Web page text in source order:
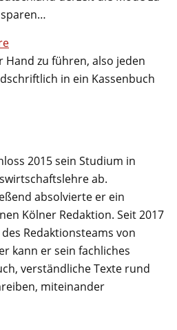
sparen…
Hand zu führen, also jeden
in ein Kassenbuch
2015 sein Studium in
ab.
absolvierte er ein
Kölner Redaktion. Seit 2017
Redaktionsteams von
kann er sein fachliches
verständliche Texte rund
miteinander